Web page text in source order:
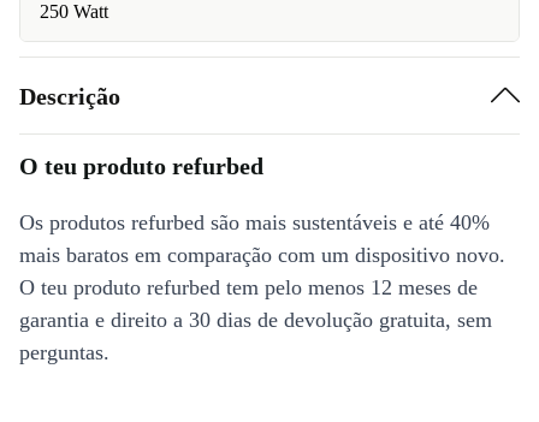
250 Watt
Descrição
O teu produto refurbed
Os produtos refurbed são mais sustentáveis e até 40%
mais baratos em comparação com um dispositivo novo.
O teu produto refurbed tem pelo menos 12 meses de
garantia e direito a 30 dias de devolução gratuita, sem
perguntas.